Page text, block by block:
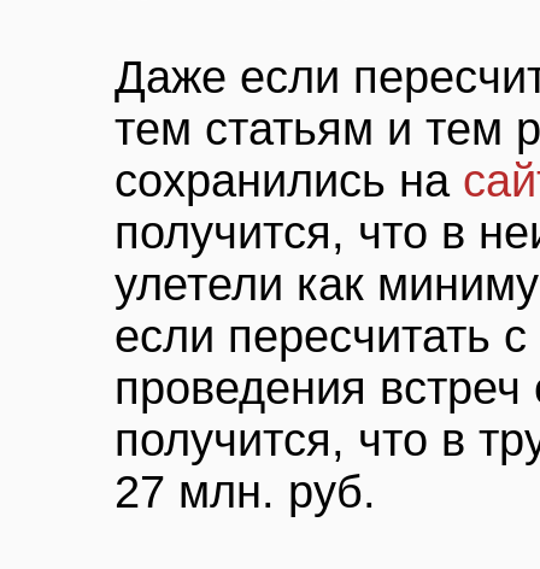
Даже если
тем статьям и тем
сохранились на
получится, что в
улетели как
если пересчитать
проведения
получится, что в
27 млн. руб.